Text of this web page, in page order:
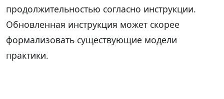
продолжительностью согласно инструкции.
Обновленная инструкция может скорее
формализовать существующие модели
практики.